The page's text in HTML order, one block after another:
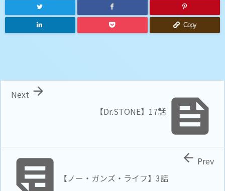
Copy

【Dr.STONE】17話

Next
 【ノー・ガンズ・ライフ】3話
 Prev